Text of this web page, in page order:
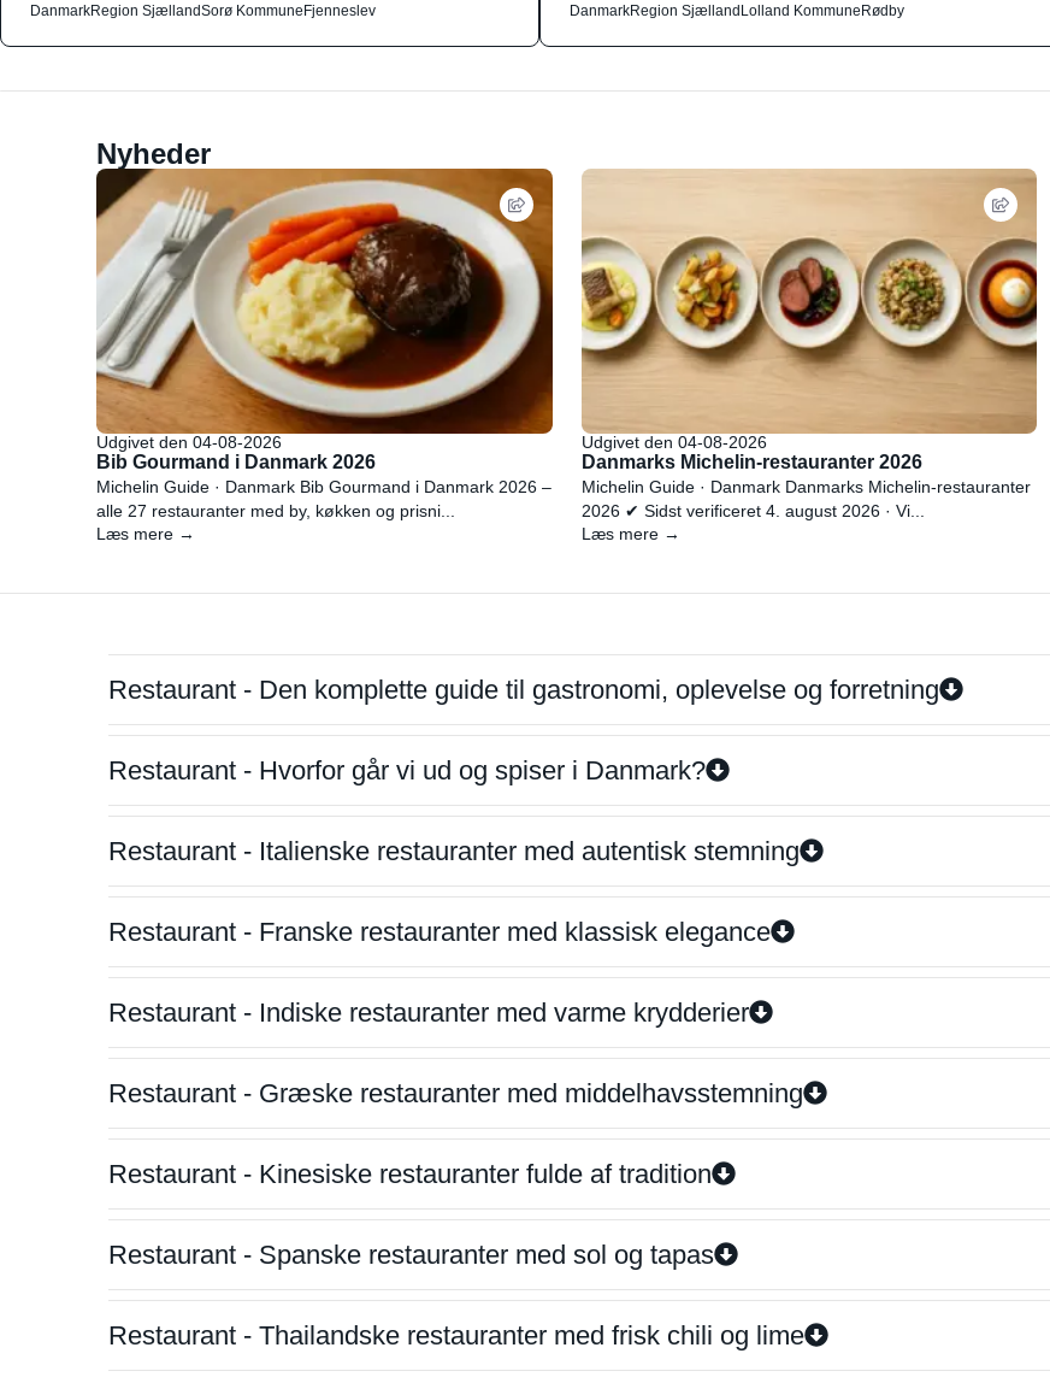
DanmarkRegion SjællandSorø KommuneFjenneslev
DanmarkRegion SjællandLolland KommuneRødby
Nyheder
Udgivet den 04-08-2026
Bib Gourmand i Danmark 2026
Michelin Guide · Danmark Bib Gourmand i Danmark 2026 –
alle 27 restauranter med by, køkken og prisni...
Læs mere →
Udgivet den 04-08-2026
Danmarks Michelin-restauranter 2026
Michelin Guide · Danmark Danmarks Michelin-restauranter
2026 ✔ Sidst verificeret 4. august 2026 · Vi...
Læs mere →
Restaurant - Den komplette guide til gastronomi, oplevelse og forretning
Restaurant - Hvorfor går vi ud og spiser i Danmark?
Restaurant - Italienske restauranter med autentisk stemning
Restaurant - Franske restauranter med klassisk elegance
Restaurant - Indiske restauranter med varme krydderier
Restaurant - Græske restauranter med middelhavsstemning
Restaurant - Kinesiske restauranter fulde af tradition
Restaurant - Spanske restauranter med sol og tapas
Restaurant - Thailandske restauranter med frisk chili og lime